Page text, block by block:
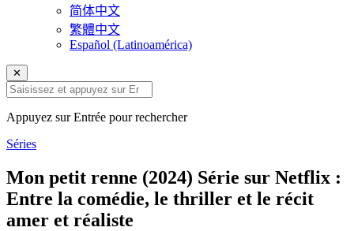
简体中文
繁體中文
Español (Latinoamérica)
✕
Appuyez sur Entrée pour rechercher
Séries
Mon petit renne (2024) Série sur Netflix :
Entre la comédie, le thriller et le récit
amer et réaliste